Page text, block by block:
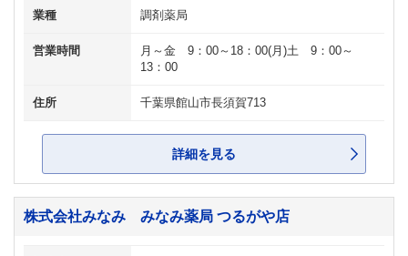
業種 調剤薬局
営業時間
月～金 9：00～18：00(月)土 9：00～
13：00
住所 千葉県館山市長須賀713
詳細を見る
株式会社みなみ みなみ薬局 つるがや店